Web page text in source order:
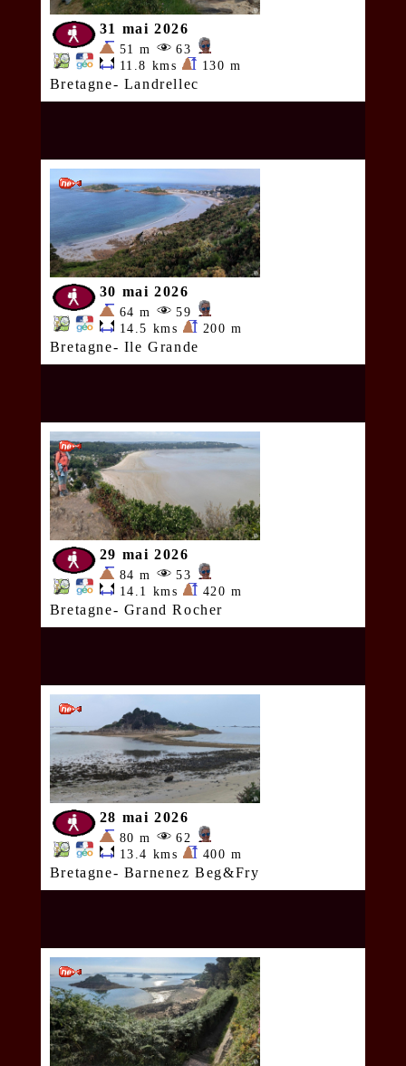
31 mai 2026
51 m
63
11.8 kms
130 m
Bretagne- Landrellec
30 mai 2026
64 m
59
14.5 kms
200 m
Bretagne- Ile Grande
29 mai 2026
84 m
53
14.1 kms
420 m
Bretagne- Grand Rocher
28 mai 2026
80 m
62
13.4 kms
400 m
Bretagne- Barnenez Beg&Fry